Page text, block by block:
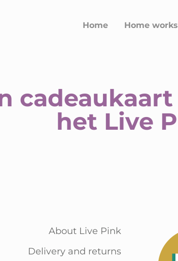
Home Home
het Live
About Live Pink
Delivery and returns